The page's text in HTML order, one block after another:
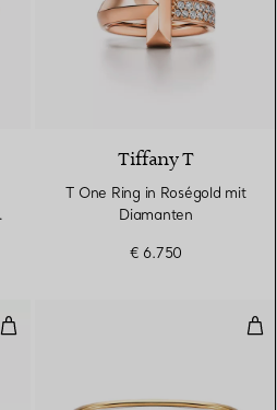
Tiffany T
T One Ring in Roségold mit
Diamanten
€ 6.750
Smile Anhänger in Gelbgold, Mini